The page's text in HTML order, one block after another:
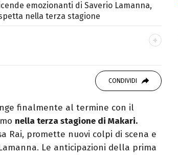
emozionanti di Saverio Lamanna,
nella terza stagione
TV. Laurea in Cinema, Televisione
sono il mio passatempoCONDIVIDI
finalmente al termine con il
nella terza stagione di Makari.
Rai, promette nuovi colpi di scena e
Le anticipazioni della prima